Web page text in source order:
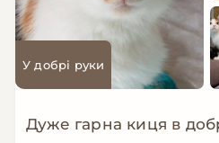
У добрі руки